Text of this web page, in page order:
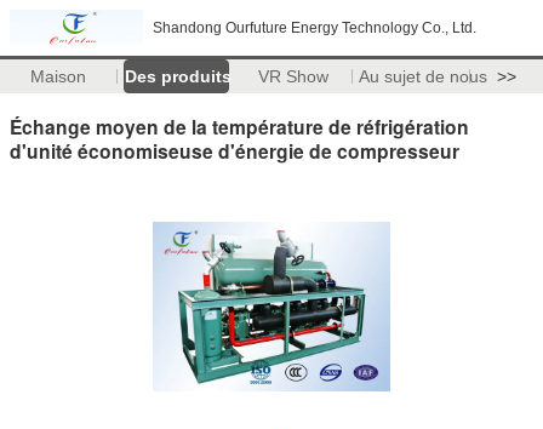
Shandong Ourfuture Energy Technology Co., Ltd.
Maison Des produits VR Show Au sujet de nous >>
Échange moyen de la température de réfrigération
d'unité économiseuse d'énergie de compresseur